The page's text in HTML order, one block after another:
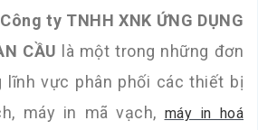
Công ty TNHH XNK ỨNG DỤNG
CẦU là một trong những đơn
lĩnh vực phân phối các thiết bị
máy in mã vạch, máy in hoá